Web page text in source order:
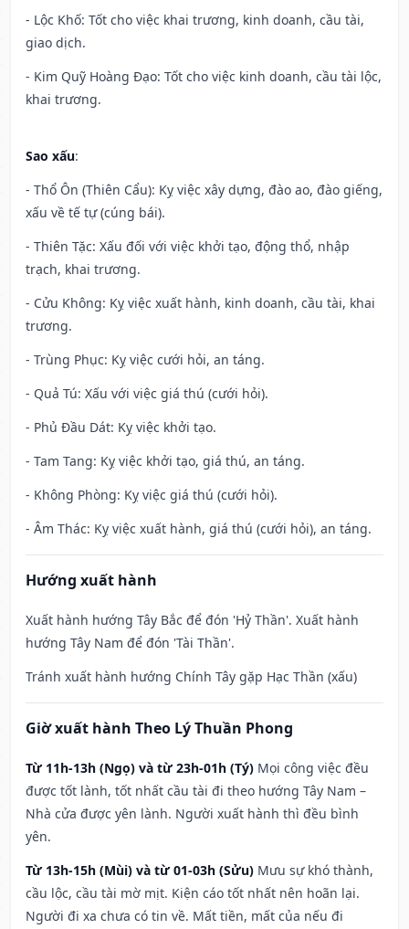
- Lộc Khố: Tốt cho việc khai trương, kinh doanh, cầu tài,
giao dịch.
- Kim Quỹ Hoàng Đạo: Tốt cho việc kinh doanh, cầu tài lộc,
khai trương.
Sao xấu:
- Thổ Ôn (Thiên Cẩu): Kỵ việc xây dựng, đào ao, đào giếng,
xấu về tế tự (cúng bái).
- Thiên Tặc: Xấu đối với việc khởi tạo, động thổ, nhập
trạch, khai trương.
- Cửu Không: Kỵ việc xuất hành, kinh doanh, cầu tài, khai
trương.
- Trùng Phục: Kỵ việc cưới hỏi, an táng.
- Quả Tú: Xấu với việc giá thú (cưới hỏi).
- Phủ Đầu Dát: Kỵ việc khởi tạo.
- Tam Tang: Kỵ việc khởi tạo, giá thú, an táng.
- Không Phòng: Kỵ việc giá thú (cưới hỏi).
- Âm Thác: Kỵ việc xuất hành, giá thú (cưới hỏi), an táng.
Hướng xuất hành
Xuất hành hướng Tây Bắc để đón 'Hỷ Thần'. Xuất hành
hướng Tây Nam để đón 'Tài Thần'.
Tránh xuất hành hướng Chính Tây gặp Hạc Thần (xấu)
Giờ xuất hành Theo Lý Thuần Phong
Từ 11h-13h (Ngọ) và từ 23h-01h (Tý) Mọi công việc đều
được tốt lành, tốt nhất cầu tài đi theo hướng Tây Nam –
Nhà cửa được yên lành. Người xuất hành thì đều bình
yên.
Từ 13h-15h (Mùi) và từ 01-03h (Sửu) Mưu sự khó thành,
cầu lộc, cầu tài mờ mịt. Kiện cáo tốt nhất nên hoãn lại.
Người đi xa chưa có tin về. Mất tiền, mất của nếu đi